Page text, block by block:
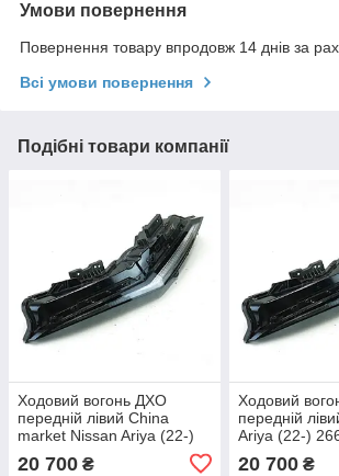
Умови повернення
Повернення товару впродовж 14 днів за
Всі умови повернення
Подібні товари компанії
Ходовий вогонь ДХО
передній лівий China
market Nissan Ariya (22-)
20 700 ₴
Ходовий
передній
Ariya (22-)
20 700₴